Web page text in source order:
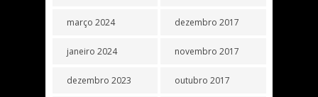
março 2024
janeiro 2024
dezembro 2023
dezembro 2017
novembro 2017
outubro 2017